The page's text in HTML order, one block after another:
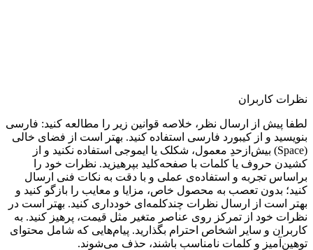
نظرات کاربران
لطفا پیش از ارسال نظر، خلاصه قوانین زیر را مطالعه کنید: فارسی
بنویسید و از کیبورد فارسی استفاده کنید. بهتر است از فضای خالی
(Space) بیش‌از‌حدِ معمول، شکلک یا ایموجی استفاده نکنید و از
کشیدن حروف یا کلمات با صفحه‌کلید بپرهیزید. نظرات خود را
براساس تجربه و استفاده‌ی عملی و با دقت به نکات فنی ارسال
کنید؛ بدون تعصب به محصول خاص، مزایا و معایب را بازگو کنید و
بهتر است از ارسال نظرات چندکلمه‌‌ای خودداری کنید. بهتر است در
نظرات خود از تمرکز روی عناصر متغیر مثل قیمت، پرهیز کنید. به
کاربران و سایر اشخاص احترام بگذارید. پیام‌هایی که شامل محتوای
توهین‌آمیز و کلمات نامناسب باشند، حذف می‌شوند.